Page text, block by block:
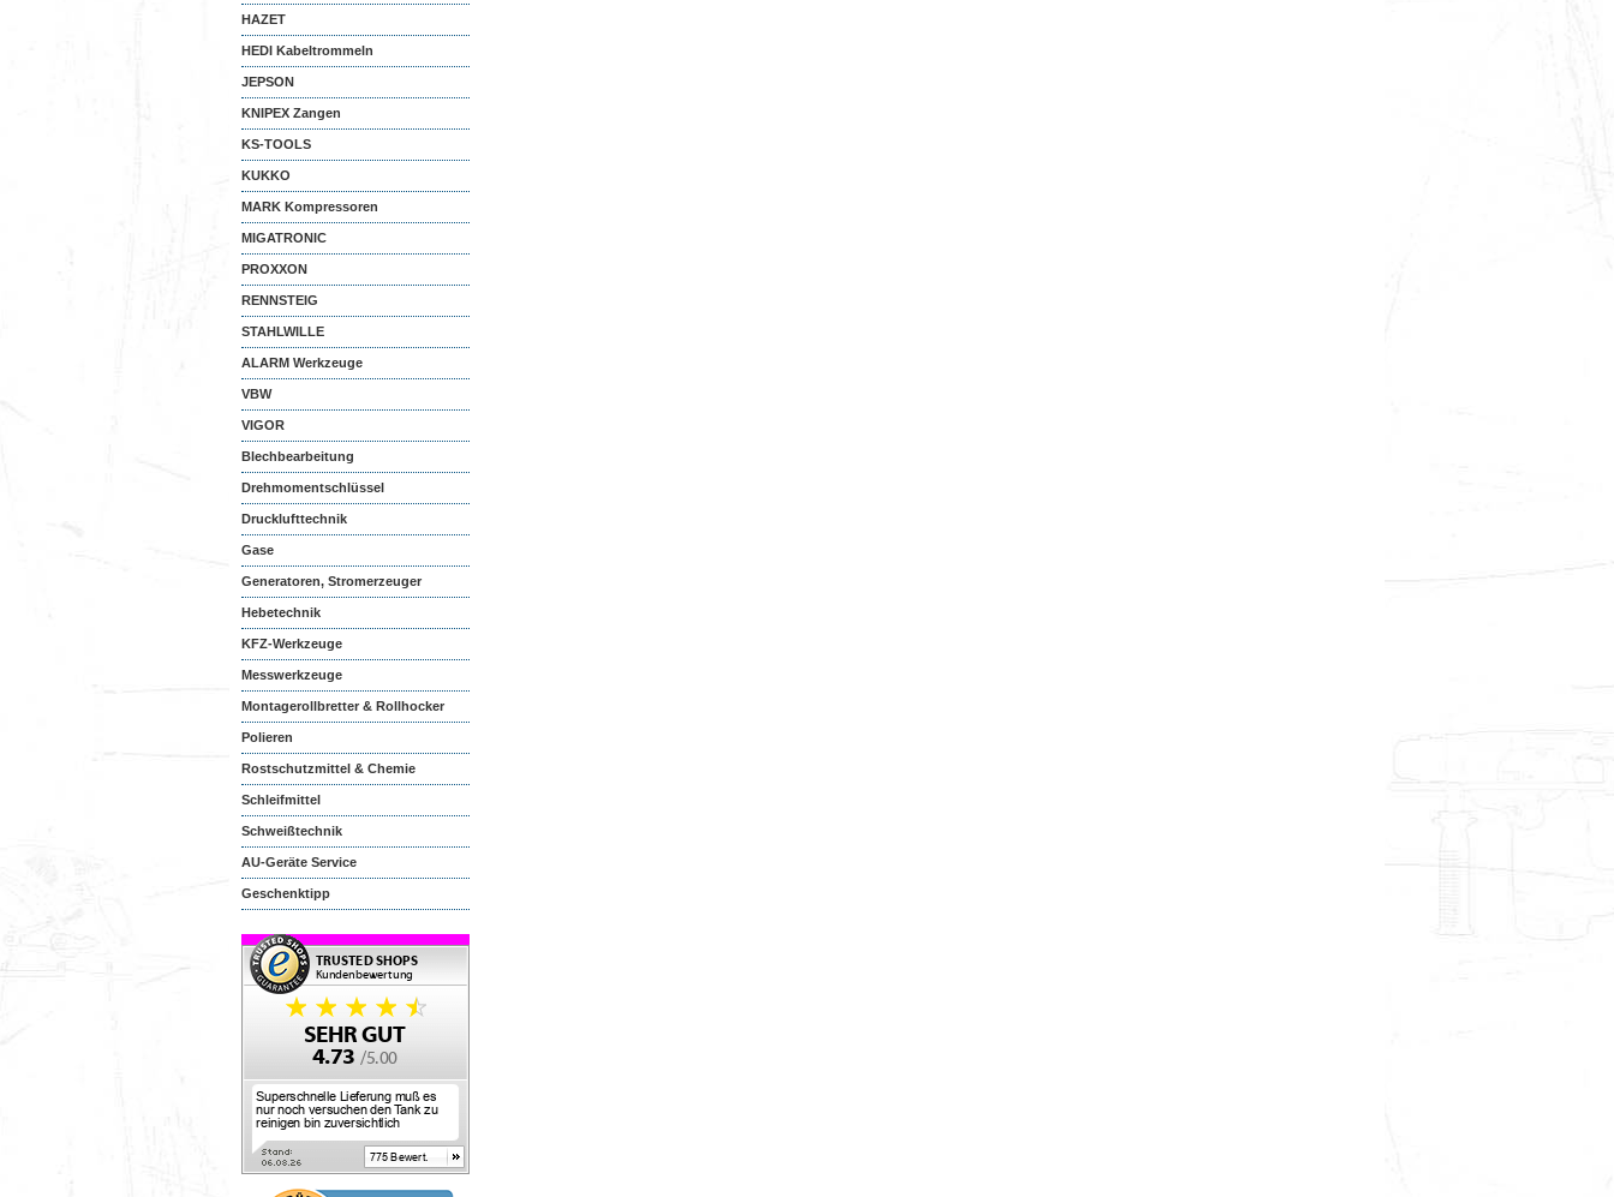
HAZET
HEDI Kabeltrommeln
JEPSON
KNIPEX Zangen
KS-TOOLS
KUKKO
MARK Kompressoren
MIGATRONIC
PROXXON
RENNSTEIG
STAHLWILLE
ALARM Werkzeuge
VBW
VIGOR
Blechbearbeitung
Drehmomentschlüssel
Drucklufttechnik
Gase
Generatoren, Stromerzeuger
Hebetechnik
KFZ-Werkzeuge
Messwerkzeuge
Montagerollbretter & Rollhocker
Polieren
Rostschutzmittel & Chemie
Schleifmittel
Schweißtechnik
AU-Geräte Service
Geschenktipp